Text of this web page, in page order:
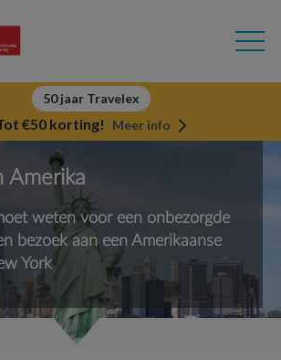
50 jaar Travelex
€50 korting! Meer info
Amerika
weten voor een onbezorgde
bezoek aan een Amerikaanse
York